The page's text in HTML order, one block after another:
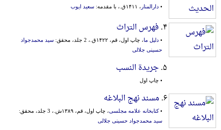
• دارالمنار ، ۱۴۱۱ق.، با مقدمه: سعید ایوب
۴. فهرس التراث
• دلیل ما، چاپ اول، قم، ۱۴۲۲ق.، 2 جلد، محقق:
سید محمدجواد
حسینی جلالی
۵. جریدة النسب
• چاپ اول
۶. مسند نهج البلاغه
•کتابخانه علامه مجلسی، چاپ اول، قم، ۱۳۸۹ش.، 3 جلد، محقق:
سید محمدجواد حسینی جلالی